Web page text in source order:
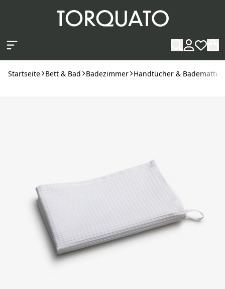
Startseite Bett & Bad Badezimmer Handtücher & Badematten